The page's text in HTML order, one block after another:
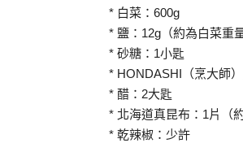
* 白菜：600g
* 鹽：12g（約為白菜重
* 砂糖：1小匙
* HONDASHI（烹大師
* 醋：2大匙
* 北海道真昆布：1片（
* 乾辣椒：少許